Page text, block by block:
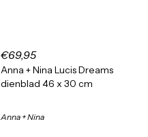
€69,95
Anna + Nina Lucis Dreams
dienblad 46 x 30 cm
Anna + Nina